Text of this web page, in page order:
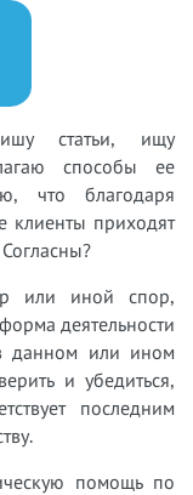
статьи, ищу
способы ее
что благодаря
клиенты приходят
или иной спор,
деятельности
данном или ином
и убедиться,
последним
помощь по